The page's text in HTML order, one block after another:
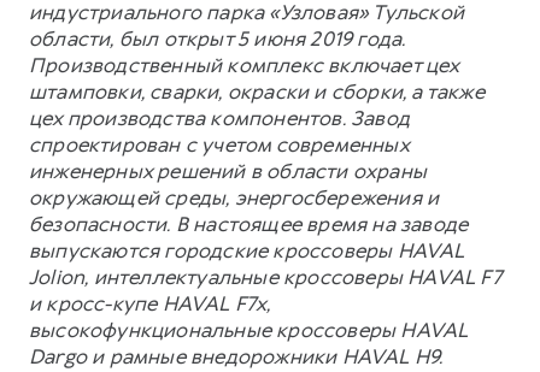
индустриального парка «Узловая» Тульской
области, был открыт 5 июня 2019 года.
Производственный комплекс включает цех
штамповки, сварки, окраски и сборки, а также
цех производства компонентов. Завод
спроектирован с учетом современных
инженерных решений в области охраны
окружающей среды, энергосбережения и
безопасности. В настоящее время на заводе
выпускаются городские кроссоверы HAVAL
Jolion, интеллектуальные кроссоверы HAVAL F7
и кросс-купе HAVAL F7x,
высокофункциональные кроссоверы HAVAL
Dargo и рамные внедорожники HAVAL H9.